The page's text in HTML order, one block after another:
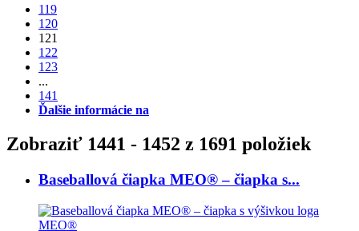
119
120
121
122
123
...
141
Ďalšie informácie na
Zobraziť 1441 - 1452 z 1691 položiek
Baseballová čiapka MEO® – čiapka s...